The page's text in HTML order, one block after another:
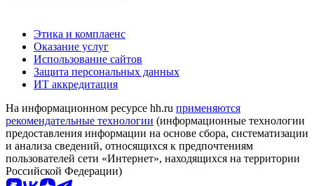
Этика и комплаенс
Оказание услуг
Использование сайтов
Защита персональных данных
ИТ аккредитация
На информационном ресурсе hh.ru применяются
рекомендательные технологии (информационные технологии
предоставления информации на основе сбора, систематизации
и анализа сведений, относящихся к предпочтениям
пользователей сети «Интернет», находящихся на территории
Российской Федерации)